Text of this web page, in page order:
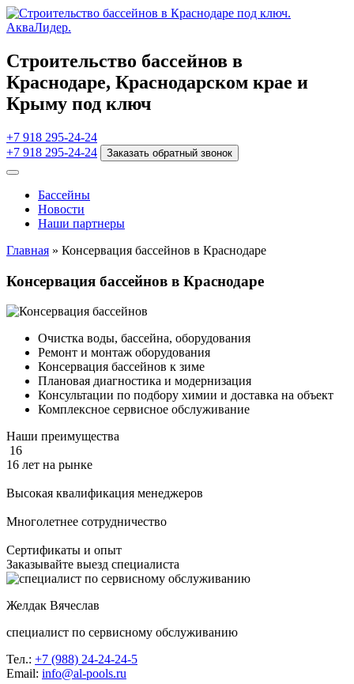
Строительство бассейнов в
Краснодаре, Краснодарском крае и
Крыму под ключ
+7 918 295-24-24
+7 918 295-24-24
Заказать обратный звонок
Бассейны
Новости
Наши партнеры
Главная » Консервация бассейнов в Краснодаре
Консервация бассейнов в Краснодаре
Очистка воды, бассейна, оборудования
Ремонт и монтаж оборудования
Консервация бассейнов к зиме
Плановая диагностика и модернизация
Консультации по подбору химии и доставка на объект
Комплексное сервисное обслуживание
Наши преимущества
16
16 лет на рынке
Высокая квалификация менеджеров
Многолетнее сотрудничество
Сертификаты и опыт
Заказывайте выезд специалиста
Желдак Вячеслав
специалист по сервисному обслуживанию
Тел.: +7 (988) 24-24-24-5
Email: info@al-pools.ru